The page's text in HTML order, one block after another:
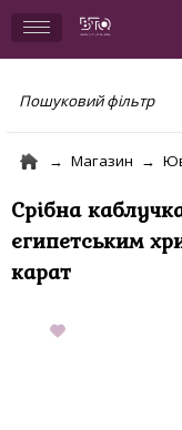
Пошуковий фільтр
Магазин
Срібна
єгипетським
карат